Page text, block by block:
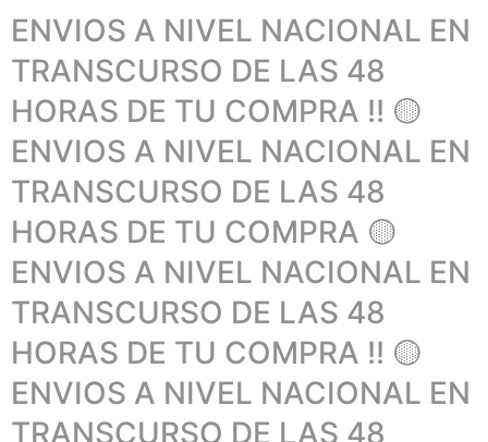
ENVIOS A NIVEL NACIONAL EN
TRANSCURSO DE LAS 48
HORAS DE TU COMPRA !! 🟡
ENVIOS A NIVEL NACIONAL EN
TRANSCURSO DE LAS 48
HORAS DE TU COMPRA 🟡
ENVIOS A NIVEL NACIONAL EN
TRANSCURSO DE LAS 48
HORAS DE TU COMPRA !! 🟡
ENVIOS A NIVEL NACIONAL EN
TRANSCURSO DE LAS 48